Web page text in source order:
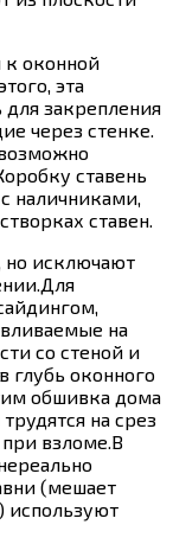
к оконной
эта
для закрепления
через стенке.
ставень
наличниками,
ставен.
но исключают
на
со стеной и
глубь оконного
обшивка дома
на срез
взломе.В
(мешает